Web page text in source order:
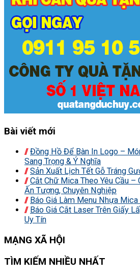
Bài viết mới
Đồng Hồ Để Bàn In Logo –
Sang Trọng & Ý Nghĩa
Sản Xuất Lịch Tết Gỗ Tráng
Cắt Chữ Mica Theo Yêu Cầu –
Ấn Tượng, Chuyên Nghiệp
Báo Giá Làm Menu Nhựa
Báo Giá Cắt Laser Trên Giấy
Uy Tín
MẠNG XÃ HỘI
TÌM KIẾM NHIỀU NHẤT